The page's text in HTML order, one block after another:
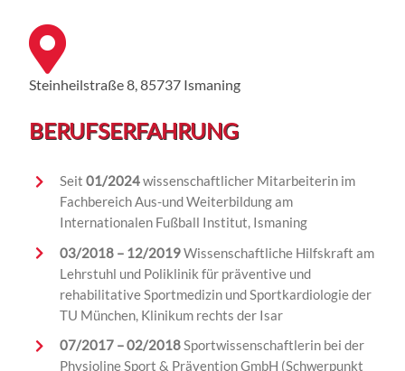
Steinheilstraße 8, 85737 Ismaning
BERUFSERFAHRUNG
Seit 01/2024wissenschaftlicher Mitarbeiterin im
Fachbereich Aus-und Weiterbildung am
Internationalen Fußball Institut, Ismaning
03/2018 – 12/2019Wissenschaftliche Hilfskraft am
Lehrstuhl und Poliklinik für präventive und
rehabilitative Sportmedizin und Sportkardiologieder
TU München, Klinikum rechts der Isar
07/2017 – 02/2018Sportwissenschaftlerin bei der
Physioline Sport & Prävention GmbH (Schwerpunkt